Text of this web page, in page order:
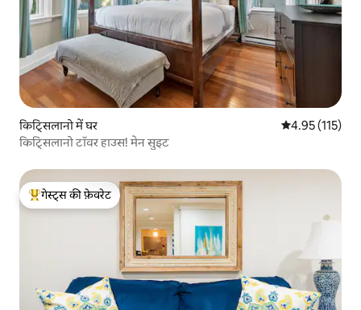
किट्सिलानो में घर औसत रेटिंग 5 में से
4.95 (115)
किट्सिलानो टॉवर हाउस! मेन सुइट
गेस्ट्स का टॉप फ़ेवरेट
गेस्ट्स की फ़ेवरेट